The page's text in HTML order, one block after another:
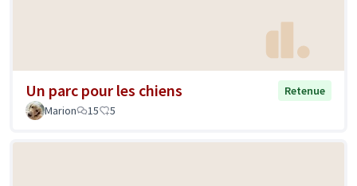
Un parc pour les chiens
Retenue
Marion
15 5